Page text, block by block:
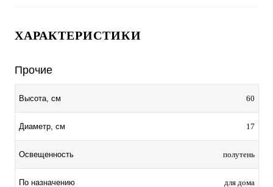
ХАРАКТЕРИСТИКИ
Прочие
Высота, см 60
Диаметр, см 17
Освещенность полутень
По назначению для дома